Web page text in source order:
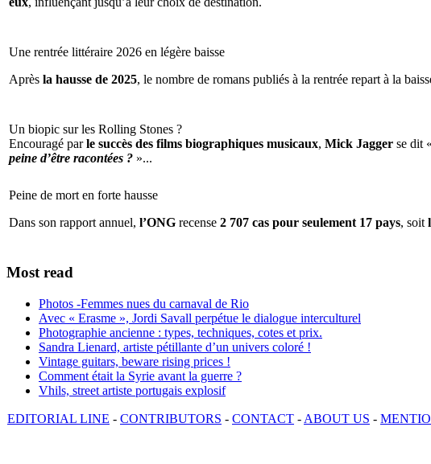
Une rentrée littéraire 2026 en légère baisse
Après la hausse de 2025, le nombre de romans publiés à la rentrée repart à la
Un biopic sur les Rolling Stones ?
Encouragé parle succès des films biographiques musicaux, Mick Jagger se dit «
peine d’être racontées ? »...
Peine de mort en forte hausse
Dans son rapport annuel, l’ONG recense 2 707 cas pour seulement 17 pays, soit
Most read
Photos -Femmes nues du carnaval de Rio
Avec « Erasme », Jordi Savall perpétue le dialogue interculturel
Photographie ancienne : types, techniques, cotes et prix.
Sandra Lienard, artiste pétillante d’un univers coloré !
Vintage guitars, beware rising prices !
Comment était la Syrie avant la guerre ?
Vhils, street artiste portugais explosif
EDITORIAL LINE - CONTRIBUTORS - CONTACT - ABOUT US -